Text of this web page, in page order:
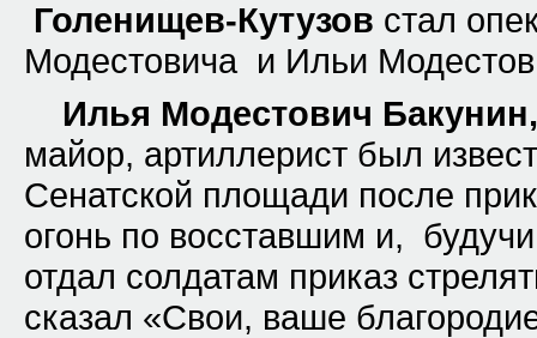
Голенищев-Кутузов стал
Модестовича и Ильи
Илья Модестович Бакунин,
майор, артиллерист был
Сенатской площади после
огонь по восставшим и,
отдал солдатам приказ
сказал «Свои, ваше